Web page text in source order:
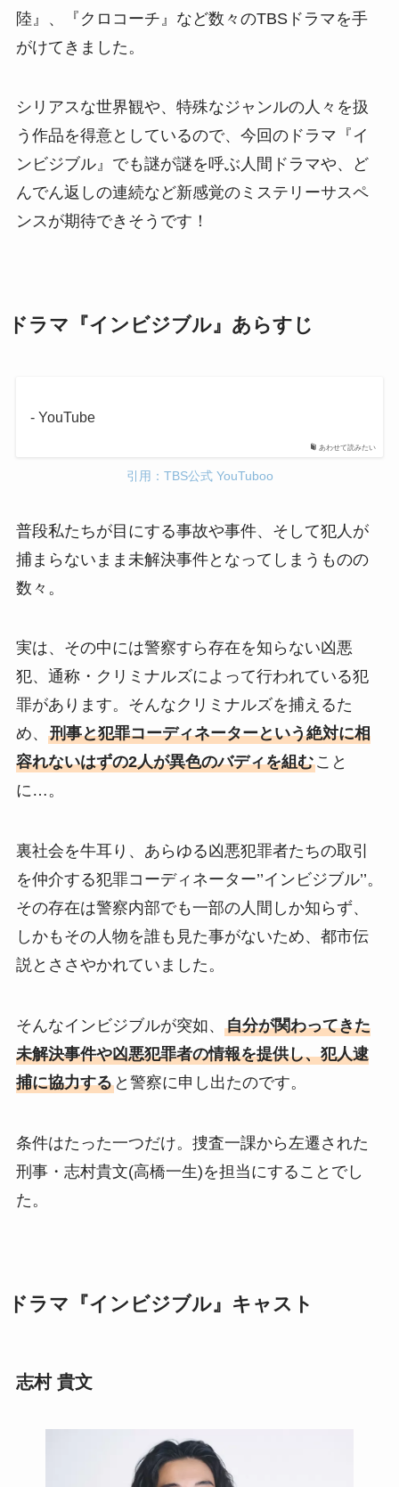
陸』、『クロコーチ』など数々のTBSドラマを手
がけてきました。
シリアスな世界観や、特殊なジャンルの人々を扱
う作品を得意としているので、今回のドラマ『イ
ンビジブル』でも謎が謎を呼ぶ人間ドラマや、ど
んでん返しの連続など新感覚のミステリーサスペ
ンスが期待できそうです！
ドラマ『インビジブル』あらすじ
あわせて読みたい
- YouTube
引用：TBS公式 YouTuboo
普段私たちが目にする事故や事件、そして犯人が
捕まらないまま未解決事件となってしまうものの
数々。
実は、その中には警察すら存在を知らない凶悪
犯、通称・クリミナルズによって行われている犯
罪があります。そんなクリミナルズを捕えるた
め、 刑事と犯罪コーディネーターという絶対に相
容れないはずの2人が異色のバディを組むこと
に…。
裏社会を牛耳り、あらゆる凶悪犯罪者たちの取引
を仲介する犯罪コーディネーター’’インビジブル’’。
その存在は警察内部でも一部の人間しか知らず、
しかもその人物を誰も見た事がないため、都市伝
説とささやかれていました。
そんなインビジブルが突如、 自分が関わってきた
未解決事件や凶悪犯罪者の情報を提供し、犯人逮
捕に協力すると警察に申し出たのです。
条件はたった一つだけ。捜査一課から左遷された
刑事・志村貴文(高橋一生)を担当にすることでし
た。
ドラマ『インビジブル』キャスト
志村 貴文